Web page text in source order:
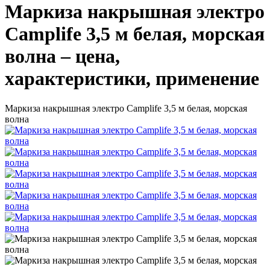
Маркиза накрышная электро
Camplife 3,5 м белая, морская
волна – цена,
характеристики, применение
Маркиза накрышная электро Camplife 3,5 м белая, морская
волна